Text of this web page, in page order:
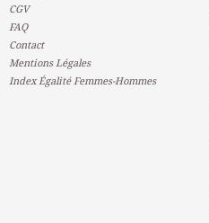
CGV
FAQ
Contact
Mentions Légales
Index Égalité Femmes-Hommes